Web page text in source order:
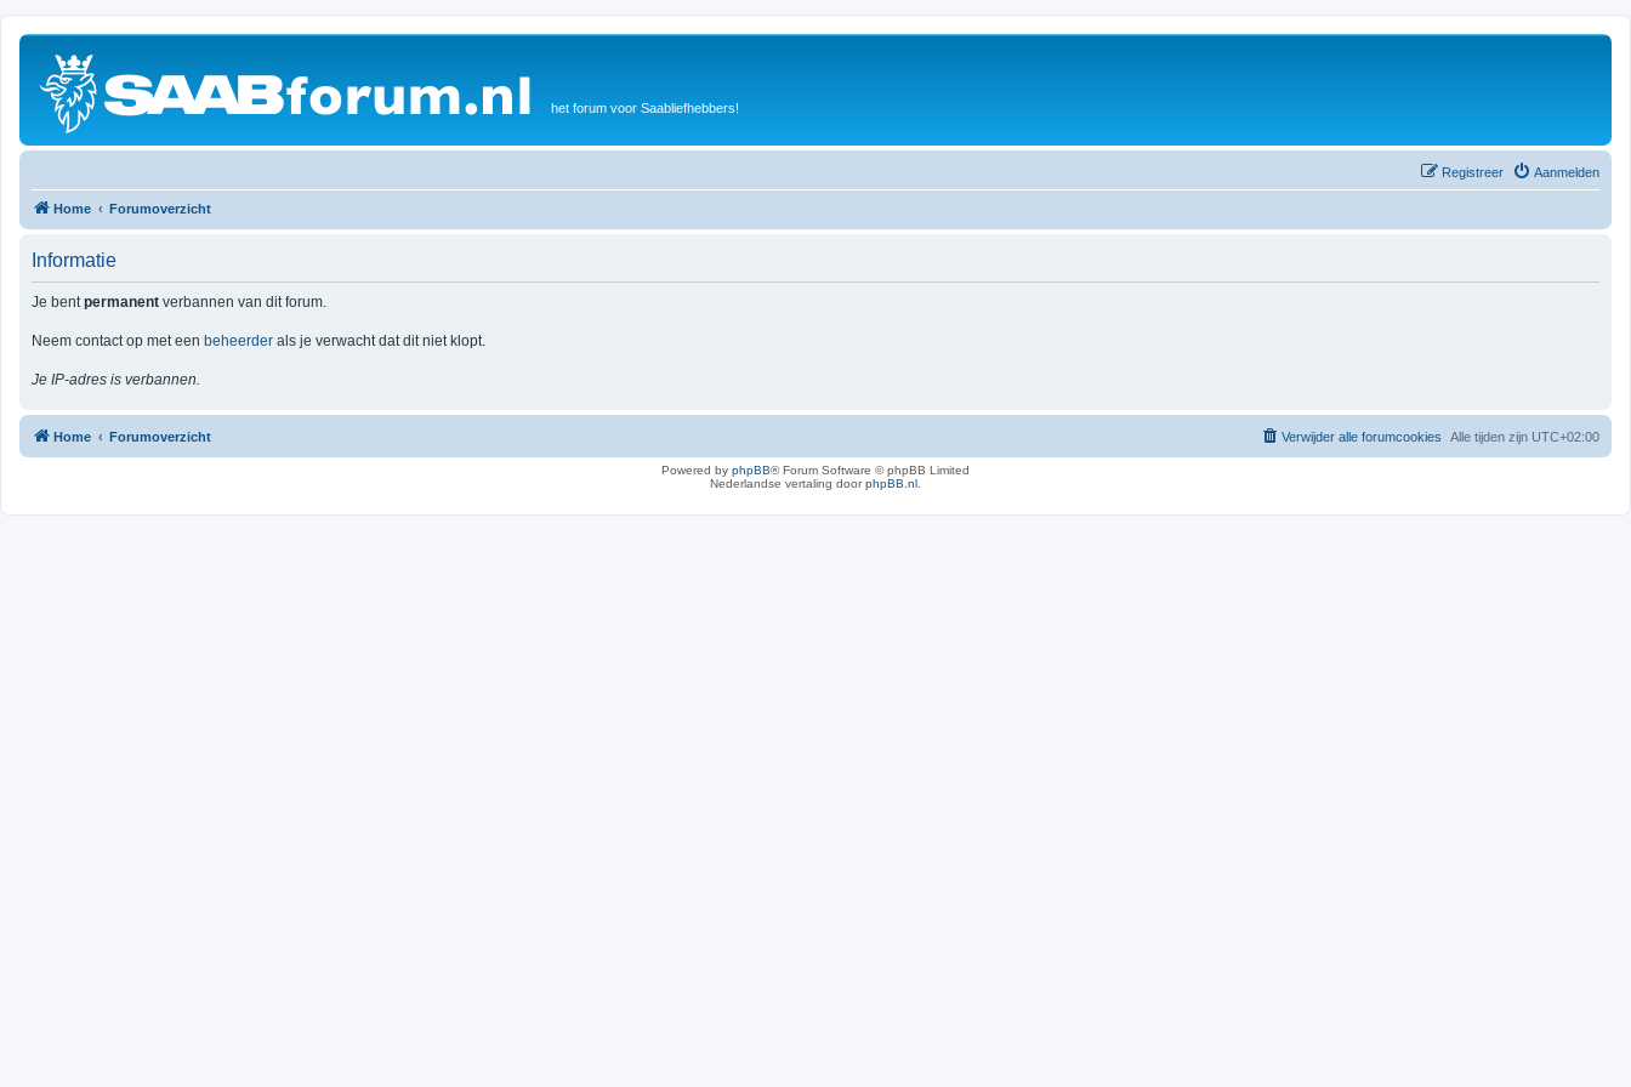
het forum voor Saabliefhebbers!
Aanmelden
Registreer
Home Forumoverzicht
Informatie
Je bentpermanent verbannen van dit forum.
Neem contact op met een beheerder als je verwacht dat dit niet klopt.
Je IP-adres is verbannen.
Home Forumoverzicht Alle tijden zijn UTC+02:00
Verwijder alle forumcookies
Powered by phpBB® Forum Software © phpBB Limited
Nederlandse vertaling doorphpBB.nl